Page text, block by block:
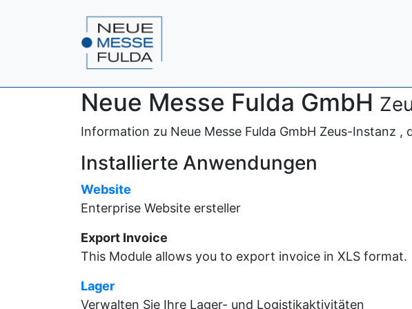
Neue Messe Fulda GmbH
Information zu Neue Messe Fulda GmbH Zeus-Instanz ,
Installierte Anwendungen
Website
Enterprise Website ersteller
Export Invoice
This Module allows you to export invoice in XLS format.
Lager
Verwalten Sie Ihre Lager- und Logistikaktivitäten